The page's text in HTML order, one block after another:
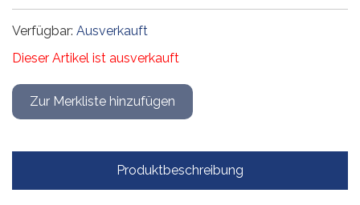
Verfügbar: Ausverkauft
Dieser Artikel ist ausverkauft
Produktbeschreibung